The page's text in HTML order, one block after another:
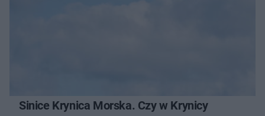
Sinice Krynica Morska. Czy w Krynicy